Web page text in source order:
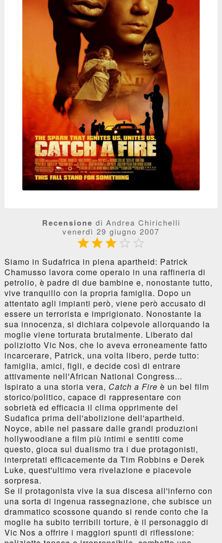
Recensione di Andrea Chirichelli
venerdì 29 giugno 2007
  
Siamo in Sudafrica in piena apartheid: Patrick
Chamusso lavora come operaio in una raffineria di
petrolio, è padre di due bambine e, nonostante tutto,
vive tranquillo con la propria famiglia. Dopo un
attentato agli impianti però, viene però accusato di
essere un terrorista e imprigionato. Nonostante la
sua innocenza, si dichiara colpevole allorquando la
moglie viene torturata brutalmente. Liberato dal
poliziotto Vic Nos, che lo aveva erroneamente fatto
incarcerare, Patrick, una volta libero, perde tutto:
famiglia, amici, figli, e decide così di entrare
attivamente nell'African National Congress...
Ispirato a una storia vera, Catch a Fire è un bel film
storico/politico, capace di rappresentare con
sobrietà ed efficacia il clima opprimente del
Sudafica prima dell'abolizione dell'apartheid.
Noyce, abile nel passare dalle grandi produzioni
hollywoodiane a film più intimi e sentiti come
questo, gioca sul dualismo tra i due protagonisti,
interpretati efficacemente da Tim Robbins e Derek
Luke, quest'ultimo vera rivelazione e piacevole
sorpresa.
Se il protagonista vive la sua discesa all'inferno con
una sorta di ingenua rassegnazione, che subisce un
drammatico scossone quando si rende conto che la
moglie ha subito terribili torture, è il personaggio di
Vic Nos a offrire i maggiori spunti di riflessione: